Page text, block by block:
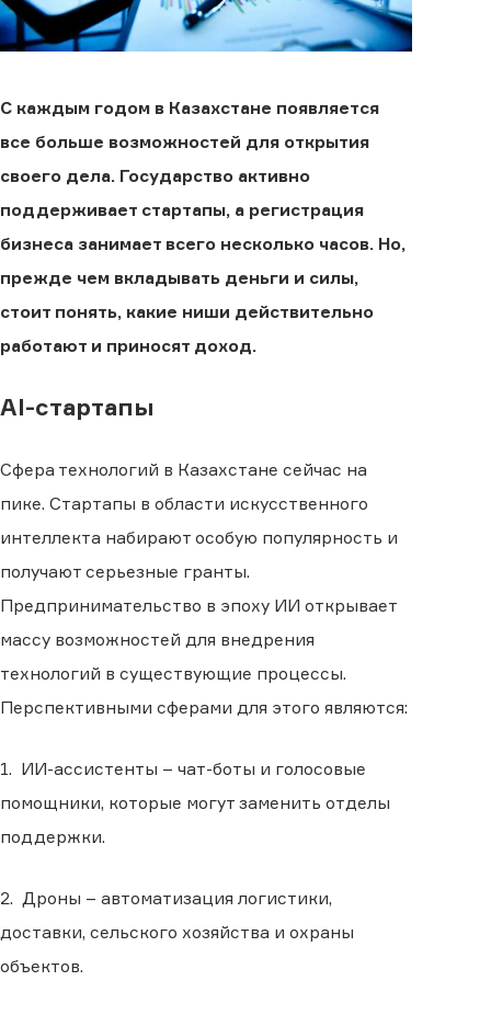
С каждым годом в Казахстане появляется
все больше возможностей для открытия
своего дела. Государство активно
поддерживает стартапы, а регистрация
бизнеса занимает всего несколько часов. Но,
прежде чем вкладывать деньги и силы,
стоит понять, какие ниши действительно
работают и приносят доход.
AI-стартапы
Сфера технологий в Казахстане сейчас на
пике. Стартапы в области искусственного
интеллекта набирают особую популярность и
получают серьезные гранты.
Предпринимательство в эпоху ИИ открывает
массу возможностей для внедрения
технологий в существующие процессы.
Перспективными сферами для этого являются:
1. ИИ-ассистенты – чат-боты и голосовые
помощники, которые могут заменить отделы
поддержки.
2. Дроны – автоматизация логистики,
доставки, сельского хозяйства и охраны
объектов.